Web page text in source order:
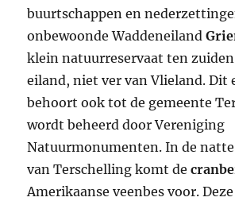
buurtschappen en
onbewoonde Waddeneiland
klein natuurreservaat ten
eiland, niet ver van Vlieland. Dit
behoort ook tot de gemeente
wordt beheerd door Vereniging
Natuurmonumenten. In de
van Terschelling komt de
Amerikaanse veenbes voor.